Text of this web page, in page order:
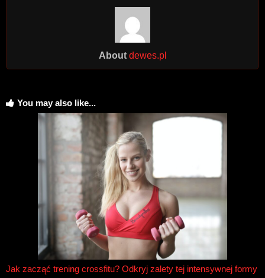
About dewes.pl
You may also like...
Jak zacząć trening crossfitu? Odkryj zalety tej intensywnej formy